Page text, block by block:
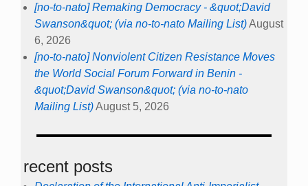
[no-to-nato] Remaking Democracy - &quot;David
Swanson&quot; (via no-to-nato Mailing List)August
6, 2026
[no-to-nato] Nonviolent Citizen Resistance Moves
the World Social Forum Forward in Benin -
&quot;David Swanson&quot; (via no-to-nato
Mailing List)August 5, 2026
recent posts